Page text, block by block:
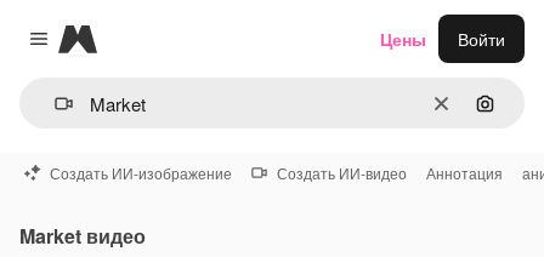
Close menu
Magnific
ОчиститьПоиск
Цены Войти
Создать ИИ-изображение Создать ИИ-видео Аннотация
Market видео